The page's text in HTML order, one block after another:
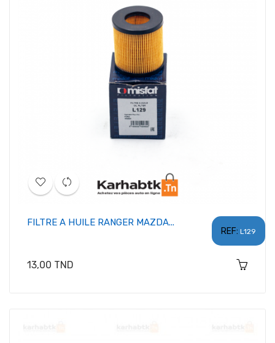
REF: L129
FILTRE A HUILE RANGER MAZDA...
Prix
13,00 TND